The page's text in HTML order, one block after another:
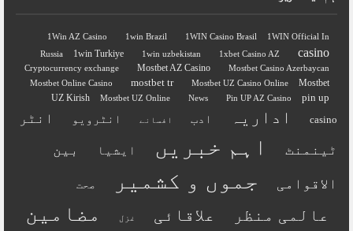
1Win AZ Casino 1win Brazil 1WIN Casino Brasil
1WIN Official In
Russia
1win Turkiye 1win uzbekistan 1xbet Casino AZ casino
Cryptocurrency exchange Mostbet AZ Casino
Mostbet Casino Azerbaycan
Mostbet Online Casino
mostbet tr Mostbet UZ Casino Online
Mostbet
UZ Kirish
Mostbet UZ Online News Pin UP AZ Casino
pin up
casino
اداریہ ادب افسانے انٹرویو
انٹر
ٹینمنٹ
اہم خبریں ایشیا بین
الاقوامی جموں و کشمیر صحت
عالمی منظر علاقائی غزل مضامین